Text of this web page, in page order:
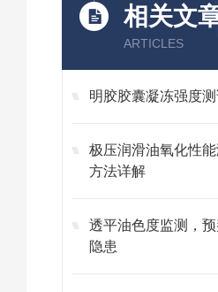
相关文
ARTICLES
明胶胶囊凝冻强度
极压润滑油氧化性
方法详解
透平油色度监测，
隐患